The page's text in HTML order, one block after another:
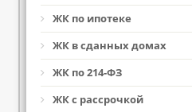
ЖК по ипотеке
ЖК в сданных домах
ЖК по 214-ФЗ
ЖК с рассрочкой